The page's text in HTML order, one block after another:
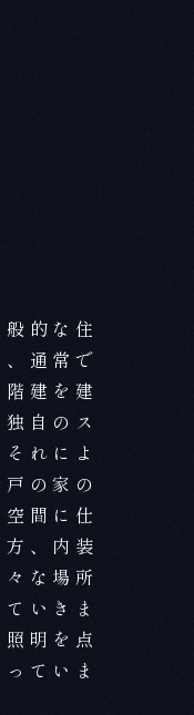
的な住
通常で
建を建
自のス
れによ
の家の
間に仕
、内装
な場所
いきま
明を点
ていま